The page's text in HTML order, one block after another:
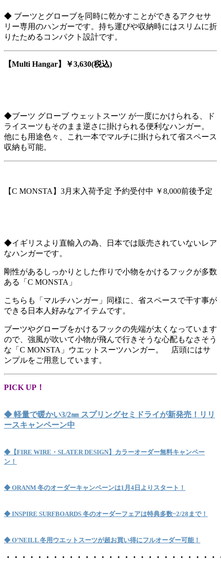
◆ ブーツとグローブを同時に乾かすことができるアクセサ
リー専用のハンガーです。持ち運びや収納時にはスリムに折
りたためるコンパクト設計です。
【Multi Hangar】￥3,630(税込)
◆ブーツ グローブ ウェットスーツ が一度にかけられる、ド
ライスーツもそのまま逆さに掛けられる便利なハンガー。
他にも用途色々、これ一本でマルチに掛けられて省スペース
収納も可能。
【C MONSTA】3月末入荷予定 予約受付中 ￥8,000前後予定
◆イギリスより直輸入の為、日本では販売されていないレア
なハンガーです。
剛性があるしっかりとした作りで小物をかけるフックが多数
ある「C MONSTA」
こちらも「マルチハンガー」同様に、省スペースで干す事が
できる日本人好みなアイテムです。
ブーツやグローブをかけるフックの先端が太くなっています
ので、強風が吹いて小物が飛んで行きそうな心配もなさそう
な「C MONSTA」ウエットスーツハンガー。 店頭にはサ
ンプルをご用意しています。
PICK UP！
◆ 軽量で暖かい3/2㎜ スプリングセミドライが新発売！リリ
ースキャンペーン中
◆ 【FIRE WIRE・SLATER DESIGN】カラーオーダー無料キャンペー
ン！
◆ ORANM 冬のオーダーキャンペーンは1月4日よりスタート！
◆ INSPIRE SURFBOARDS 冬のオーダーフェアは特典多数~2/28まで！
◆ O’NEILL 冬用ウエットスーツが超お買い得にフルオーダー可能！
・・・・・・・・・・・・・・・・・・・・・・・・・・